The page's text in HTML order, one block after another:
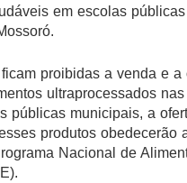
em escolas
proibidas a venda e a
ultraprocessados
públicas municipais, a
produtos obedecerão
Nacional de